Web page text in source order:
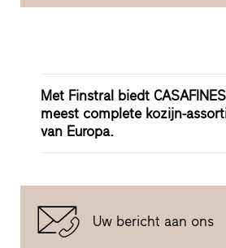
Met Finstral biedt
meest complete kozijn-
van Europa.
Uw bericht aan ons